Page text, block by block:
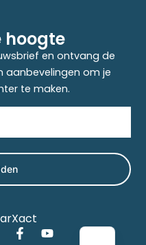
hoogte
en ontvang de
aanbevelingen om je
te maken.